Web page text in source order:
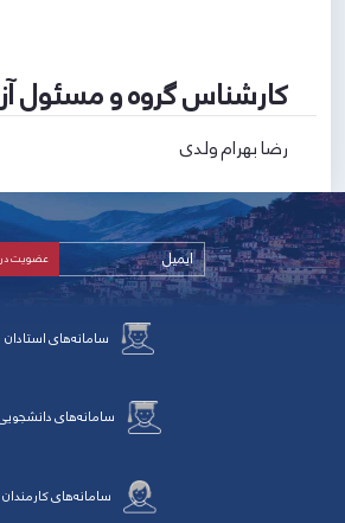
کارشناس گروه و مسئول
رضا بهرام ولدی
سامانه‌های استادان
سامانه‌های
سامانه‌های کارمندان